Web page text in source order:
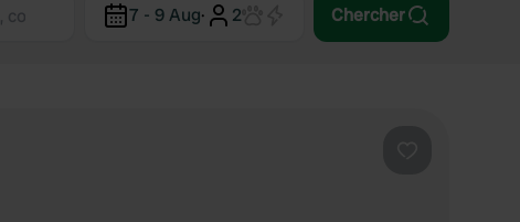
7 - 9 Aug· 2 Chercher